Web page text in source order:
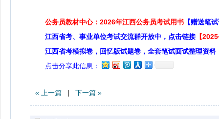
公务员教材中心：2026年江西公务员考试用书 【赠送笔
江西省考、事业单位考试交流群开放中，点击链接 【
江西省考模拟卷，回忆版试题卷，全套笔试面试整理资料
点击分享此信息：
« 上一篇 | 下一篇 »